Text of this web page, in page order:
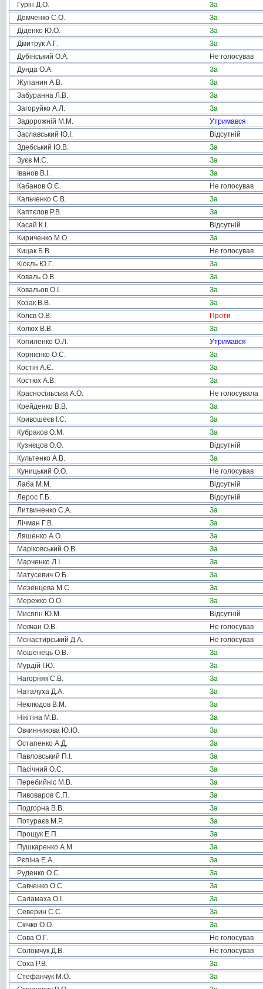
Гурін Д.О.
За
Демченко С.О.
За
Діденко Ю.О.
За
Дмитрук А.Г.
За
Дубінський О.А.
Не голосував
Дунда О.А.
За
Жупанин А.В.
За
Забуранна Л.В.
За
Загоруйко А.Л.
За
Задорожній М.М.
Утримався
Заславський Ю.І.
Відсутній
Здебський Ю.В.
За
Зуєв М.С.
За
Іванов В.І.
За
Кабанов О.Є.
Не голосував
Кальченко С.В.
За
Каптєлов Р.В.
За
Касай К.І.
Відсутній
Кириченко М.О.
За
Кицак Б.В.
Не голосував
Кісєль Ю.Г.
За
Коваль О.В.
За
Ковальов О.І.
За
Козак В.В.
За
Колєв О.В.
Проти
Колюх В.В.
За
Копиленко О.Л.
Утримався
Корнієнко О.С.
За
Костін А.Є.
За
Костюх А.В.
За
Красносільська А.О.
Не голосувала
Крейденко В.В.
За
Кривошеєв І.С.
За
Кубраков О.М.
За
Кузнєцов О.О.
Відсутній
Культенко А.В.
За
Куницький О.О.
Не голосував
Лаба М.М.
Відсутній
Лерос Г.Б.
Відсутній
Литвиненко С.А.
За
Лічман Г.В.
За
Ляшенко А.О.
За
Маріковський О.В.
За
Марченко Л.І.
За
Матусевич О.Б.
За
Мезенцева М.С.
За
Мережко О.О.
За
Мисягін Ю.М.
Відсутній
Мовчан О.В.
Не голосував
Монастирський Д.А.
Не голосував
Мошенець О.В.
За
Мурдій І.Ю.
За
Нагорняк С.В.
За
Наталуха Д.А.
За
Неклюдов В.М.
За
Нікітіна М.В.
За
Овчинникова Ю.Ю.
За
Остапенко А.Д.
За
Павловський П.І.
За
Пасічний О.С.
За
Перебийніс М.В.
За
Пивоваров Є.П.
За
Подгорна В.В.
За
Потураєв М.Р.
За
Прощук Е.П.
За
Пушкаренко А.М.
За
Рєпіна Е.А.
За
Руденко О.С.
За
Савченко О.С.
За
Саламаха О.І.
За
Северин С.С.
За
Скічко О.О.
За
Сова О.Г.
Не голосував
Соломчук Д.В.
Не голосував
Соха Р.В.
За
Стефанчук М.О.
За